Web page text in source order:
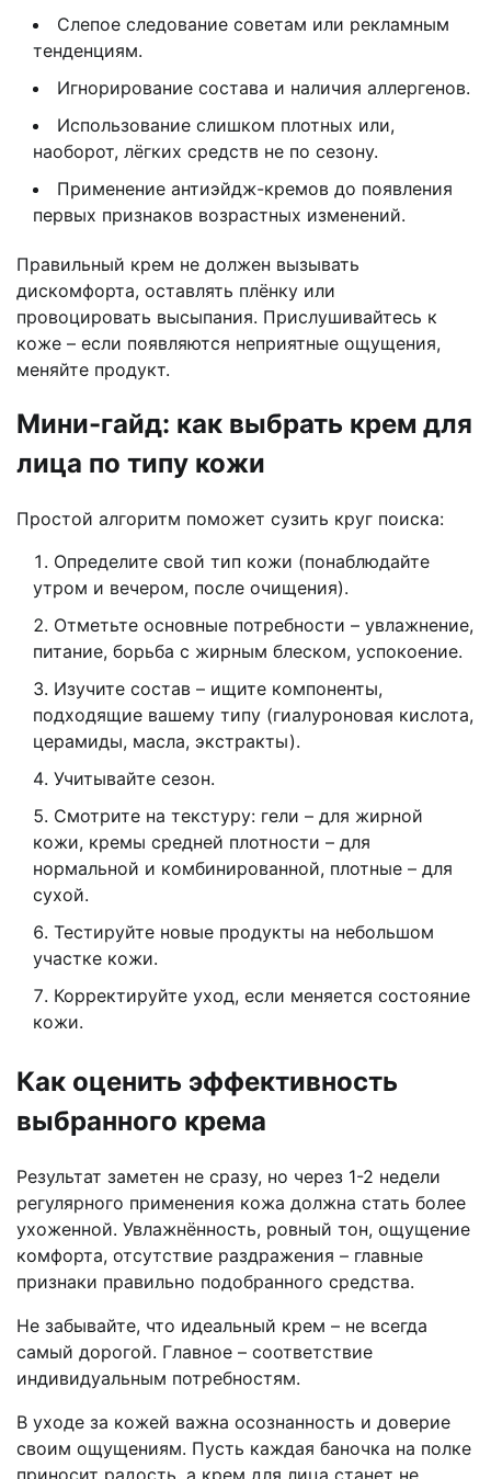
Слепое следование советам или рекламным
тенденциям.
Игнорирование состава и наличия аллергенов.
Использование слишком плотных или,
наоборот, лёгких средств не по сезону.
Применение антиэйдж-кремов до появления
первых признаков возрастных изменений.
Правильный крем не должен вызывать
дискомфорта, оставлять плёнку или
провоцировать высыпания. Прислушивайтесь к
коже – если появляются неприятные ощущения,
меняйте продукт.
Мини-гайд: как выбрать крем для
лица по типу кожи
Простой алгоритм поможет сузить круг поиска:
Определите свой тип кожи (понаблюдайте
утром и вечером, после очищения).
Отметьте основные потребности – увлажнение,
питание, борьба с жирным блеском, успокоение.
Изучите состав – ищите компоненты,
подходящие вашему типу (гиалуроновая кислота,
церамиды, масла, экстракты).
Учитывайте сезон.
Смотрите на текстуру: гели – для жирной
кожи, кремы средней плотности – для
нормальной и комбинированной, плотные – для
сухой.
Тестируйте новые продукты на небольшом
участке кожи.
Корректируйте уход, если меняется состояние
кожи.
Как оценить эффективность
выбранного крема
Результат заметен не сразу, но через 1-2 недели
регулярного применения кожа должна стать более
ухоженной. Увлажнённость, ровный тон, ощущение
комфорта, отсутствие раздражения – главные
признаки правильно подобранного средства.
Не забывайте, что идеальный крем – не всегда
самый дорогой. Главное – соответствие
индивидуальным потребностям.
В уходе за кожей важна осознанность и доверие
своим ощущениям. Пусть каждая баночка на полке
приносит радость, а крем для лица станет не